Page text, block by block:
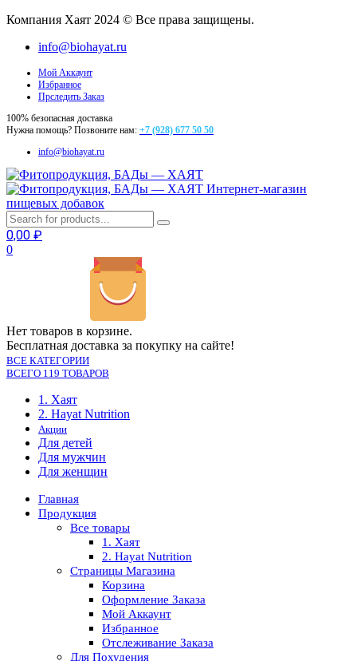
Компания Хаят 2024 © Все права защищены.
info@biohayat.ru
Мой Аккаунт
Избранное
Прследить Заказ
100% безопасная доставка
Нужна помощь? Позвоните нам: +7 (928) 677 50 50
info@biohayat.ru
Интернет-магазин
пищевых добавок
0,00 ₽
0
Нет товаров в корзине.
Бесплатная доставка за покупку на сайте!
ВСЕ КАТЕГОРИИ
ВСЕГО 119 ТОВАРОВ
1. Хаят
2. Hayat Nutrition
Акции
Для детей
Для мужчин
Для женщин
Главная
Продукция
Все товары
1. Хаят
2. Hayat Nutrition
Страницы Магазина
Корзина
Оформление Заказа
Мой Аккаунт
Избранное
Отслеживание Заказа
Для Похудения